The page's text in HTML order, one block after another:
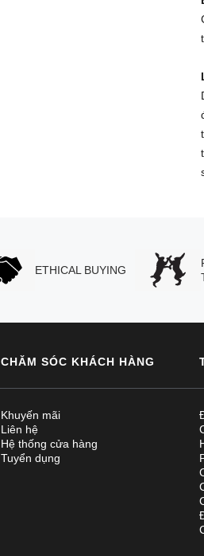
ETHICAL BUYING
CHĂM SÓC KHÁCH HÀNG
Khuyến mãi
Liên hệ
Hệ thống cửa hàng
Tuyển dụng